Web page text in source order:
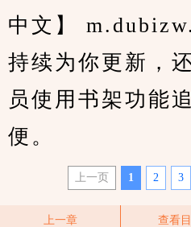
中文】
持续为你更新，
员使用书架功能
便。
上一页 1 2 3
上一章 查看